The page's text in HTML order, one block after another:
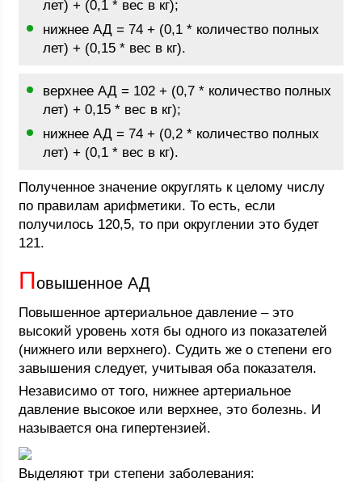
лет) + (0,1 * вес в кг);
нижнее АД = 74 + (0,1 * количество полных
лет) + (0,15 * вес в кг).
верхнее АД = 102 + (0,7 * количество полных
лет) + 0,15 * вес в кг);
нижнее АД = 74 + (0,2 * количество полных
лет) + (0,1 * вес в кг).
Полученное значение округлять к целому числу
по правилам арифметики. То есть, если
получилось 120,5, то при округлении это будет
121.
Повышенное АД
Повышенное артериальное давление – это
высокий уровень хотя бы одного из показателей
(нижнего или верхнего). Судить же о степени его
завышения следует, учитывая оба показателя.
Независимо от того, нижнее артериальное
давление высокое или верхнее, это болезнь. И
называется она гипертензией.
Выделяют три степени заболевания: